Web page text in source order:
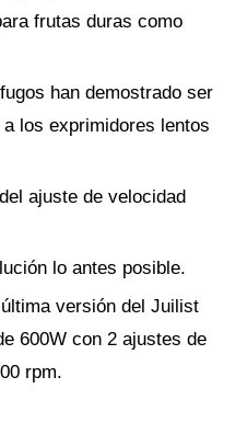
frutas duras como
han demostrado ser
los exprimidores lentos
ajuste de velocidad
lo antes posible.
versión del Juilist
600W con 2 ajustes de
rpm.